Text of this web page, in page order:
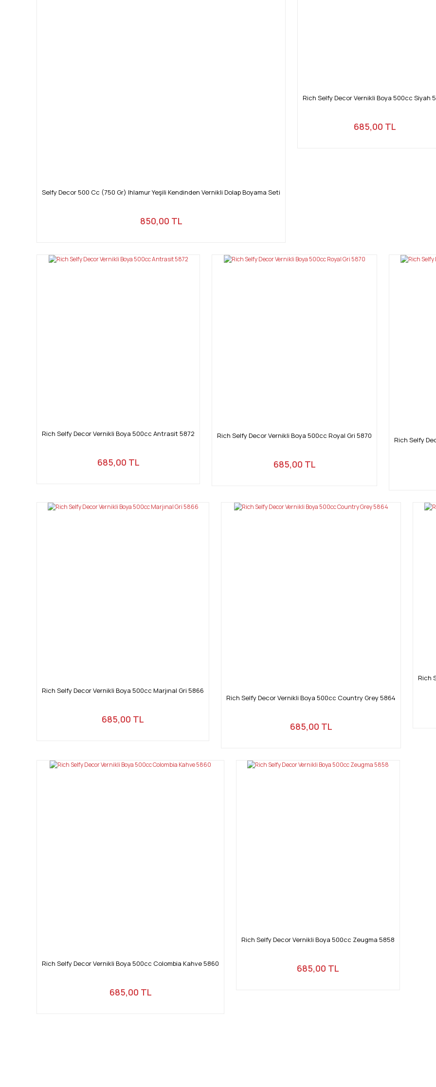
Selfy Decor 500 Cc (750 Gr) Ihlamur Yeşili Kendinden Vernikli Dolap Boyama Seti
850,00 TL
Rich Selfy Decor Vernikli Boya 500cc Siyah
685,00 TL
Rich Selfy Decor Vernikli Boya 500cc Antrasit 5872
685,00 TL
Rich Selfy Decor Vernikli Boya 500cc Royal Gri 5870
685,00 TL
Rich Selfy
Rich Selfy Decor Vernikli Boya 500cc Marjınal Gri 5866
685,00 TL
Rich Selfy Decor Vernikli Boya 500cc Country Grey 5864
685,00 TL
Rich
Rich Selfy Decor Vernikli Boya 500cc Colombia Kahve 5860
685,00 TL
Rich Selfy Decor Vernikli Boya 500cc Zeugma 5858
685,00 TL